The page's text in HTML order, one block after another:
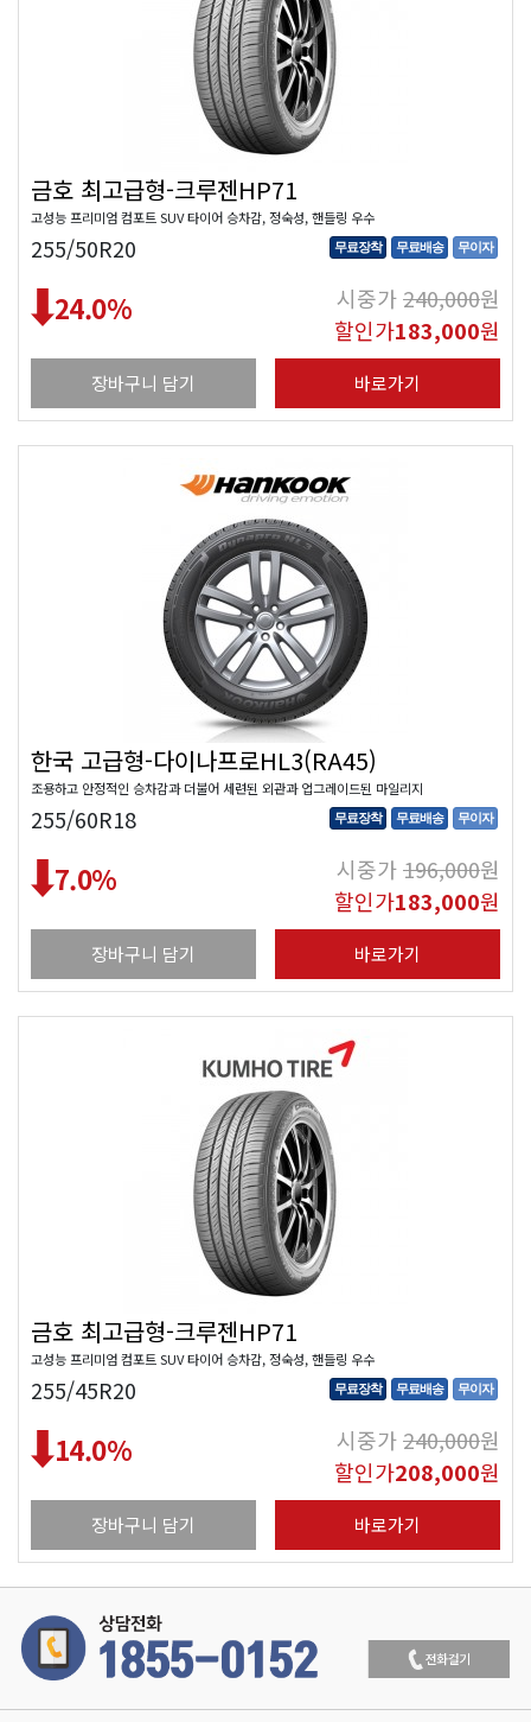
금호 최고급형-크루젠HP71
고성능 프리미엄 컴포트 SUV 타이어 승차감, 정숙성, 핸들링 우수
255/50R20 무료장착 무료배송 무이자
24.0% 시중가240,000원
할인가183,000원
장바구니 담기 바로가기
한국 고급형-다이나프로HL3(RA45)
조용하고 안정적인 승차감과 더불어 세련된 외관과 업그레이드된 마일리지
255/60R18 무료장착 무료배송 무이자
7.0% 시중가196,000원
할인가183,000원
장바구니 담기 바로가기
금호 최고급형-크루젠HP71
고성능 프리미엄 컴포트 SUV 타이어 승차감, 정숙성, 핸들링 우수
255/45R20 무료장착 무료배송 무이자
14.0% 시중가240,000원
할인가208,000원
장바구니 담기 바로가기